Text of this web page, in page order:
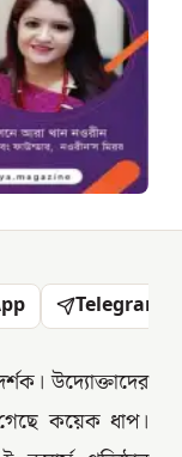
Telegram
উদ্যোক্তাদের
গেছে কয়েক ধাপ।